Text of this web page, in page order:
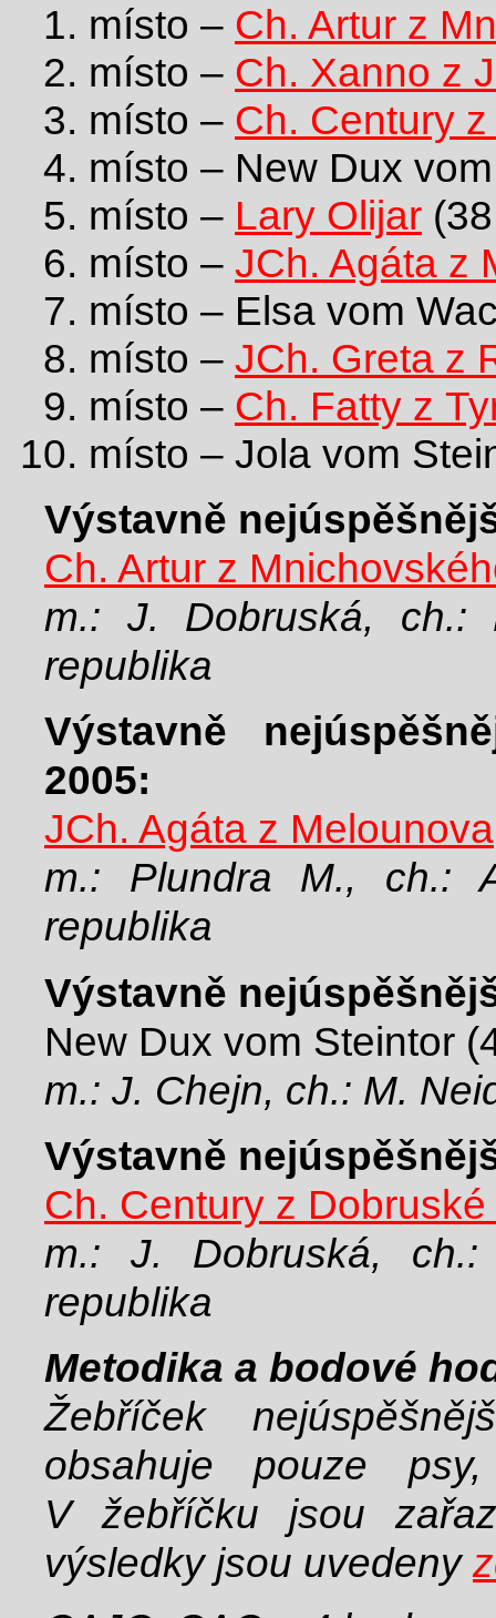
místo – Ch. Artur z
místo – Ch. Xanno z
místo – Ch. Century
místo – New Dux
místo – Lary Olijar
místo – JCh. Agáta z
místo – Elsa vom
místo – JCh. Greta z
místo – Ch. Fatty z
místo – Jola vom
Výstavně
Ch. Artur z
m.: J. Dobruská, ch.:
republika
Výstavně
2005:
JCh. Agáta z Melounova
m.: Plundra M., ch.:
republika
Výstavně
New Dux vom Steintor
m.: J. Chejn, ch.: M.
Výstavně
Ch. Century z
m.: J. Dobruská,
republika
Metodika a bodové
Žebříček
obsahuje pouze
V žebříčku jsou
výsledky jsou uvedeny